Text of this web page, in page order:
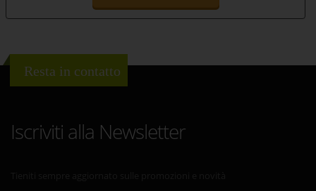
Resta in contatto
Iscriviti alla Newsletter